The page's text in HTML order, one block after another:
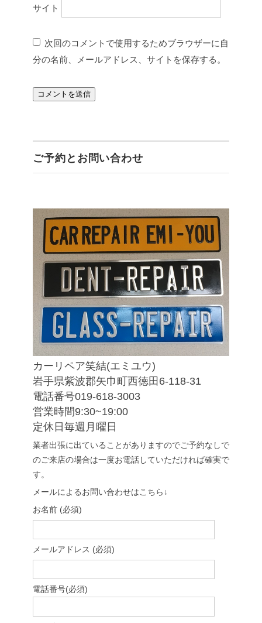
サイト
次回のコメントで使用するためブラウザーに自
分の名前、メールアドレス、サイトを保存する。
ご予約とお問い合わせ
カーリペア笑結(エミユウ)
岩手県紫波郡矢巾町西徳田6-118-31
電話番号019-618-3003
営業時間9:30~19:00
定休日毎週月曜日
業者出張に出ていることがありますのでご予約なしで
のご来店の場合は一度お電話していただければ確実で
す。
メールによるお問い合わせはこちら↓
お名前 (必須)
メールアドレス (必須)
電話番号(必須)